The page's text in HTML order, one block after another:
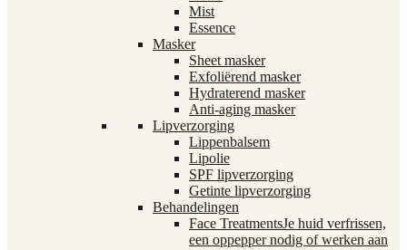
Mist
Essence
Masker
Sheet masker
Exfoliërend masker
Hydraterend masker
Anti-aging masker
Lipverzorging
Lippenbalsem
Lipolie
SPF lipverzorging
Getinte lipverzorging
Behandelingen
Face TreatmentsJe huid verfrissen,
een oppepper nodig of werken aan